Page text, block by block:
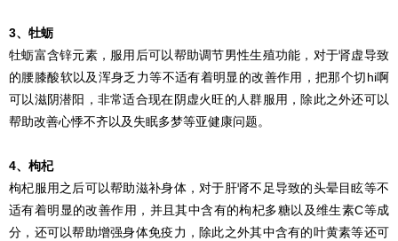
3、牡蛎
牡蛎富含锌元素，服用后可以帮助调节男性生殖功能，对于肾虚导致
的腰膝酸软以及浑身乏力等不适有着明显的改善作用，把那个切hi啊
可以滋阴潜阳，非常适合现在阴虚火旺的人群服用，除此之外还可以
帮助改善心悸不齐以及失眠多梦等亚健康问题。
4、枸杞
枸杞服用之后可以帮助滋补身体，对于肝肾不足导致的头晕目眩等不
适有着明显的改善作用，并且其中含有的枸杞多糖以及维生素C等成
分，还可以帮助增强身体免疫力，除此之外其中含有的叶黄素等还可